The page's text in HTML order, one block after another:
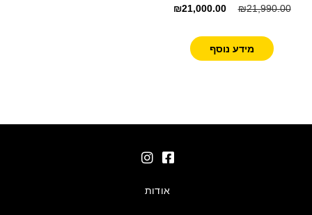
₪21,990.00
₪21,000.00
מידע נוסף
אודות